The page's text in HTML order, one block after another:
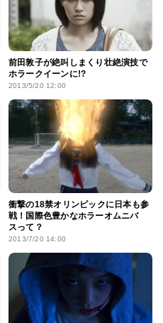
前田敦子が絶叫しまくり壮絶演技で
ホラークイーンに!?
2013/5/20 12:00
衝撃の18禁オリンピックに日本も参
戦！国際色豊かなホラーオムニバ
スって？
2013/7/20 14:00